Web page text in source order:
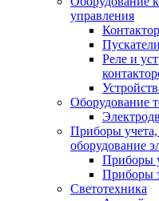
управления
Реле и
Оборудование
Приборы учета,
оборудование
Приборы
Приборы
Светотехника